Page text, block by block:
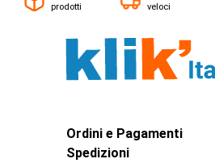
prodotti
veloci
Ordini e Pagamenti
Spedizioni